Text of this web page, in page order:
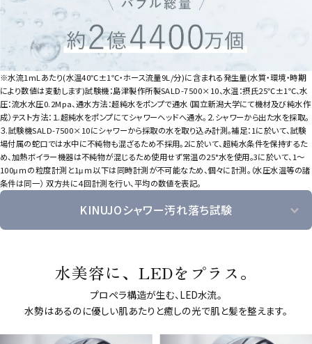
※水流1mLあたり(水温40℃±1℃・ホース流量9L/分)に含まれる発生量(水質・環境・時期
により数値は変動します)試験機：島津製作所製SALD-7500×10、水温：摂氏25℃±1℃、水
圧：流水水圧0.2Mpa、通水方法：超純水をポンプで通水（国立新潟大学にて機材及び純水作
成）テスト方法：１.超純水をポンプにてシャワーヘッドへ通水。２.シャワーから出た水を採取。
３.試験機SALD-7500×10にシャワーから採取の水を取り込み計測。補足：1に於いて、試験
場付属の蛇口では水中に不純物も混ざるため不採用。2に於いて、超純水条件を保持するた
め、加熱ボイラー機器は不純物が混じるため使用せず常温の25°水を使用。3に於いて、1〜
100μｍの粒度計測と1μｍ以下は同時計測が不可能なため、個々に計測。（水圧水温等の諸
条件は同一） 双方共に４回計測を行い、平均の数値を表記。
KINUJOシャワー汚れ落ち試験
水美容に、LEDをプラス。
プロペラ構造が生む、LED水流。
水勢はあるのに優しい肌あたりと癒しの光で肌と髪を整えます。